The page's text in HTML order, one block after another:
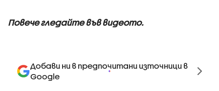
Повече гледайте във видеото.
Добави ни в предпочитани източници в
Google